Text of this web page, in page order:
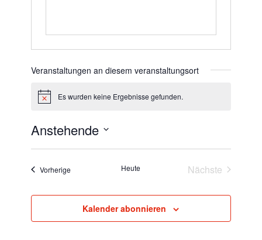
Veranstaltungen an diesem veranstaltungsort
HinweisEs wurden keine Ergebnisse gefunden.
Anstehende
Vorherige VeranstaltungenHeute
Nächste
Kalender abonnieren